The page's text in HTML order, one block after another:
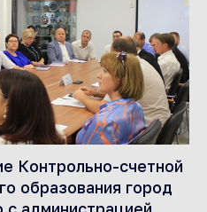
Контрольно-счетной
образования город
с администрацией